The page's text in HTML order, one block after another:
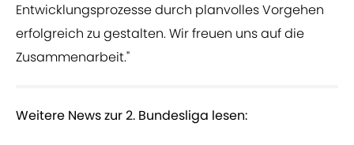
Entwicklungsprozesse durch planvolles Vorgehen
erfolgreich zu gestalten. Wir freuen uns auf die
Zusammenarbeit."
Weitere News zur 2. Bundesliga lesen: